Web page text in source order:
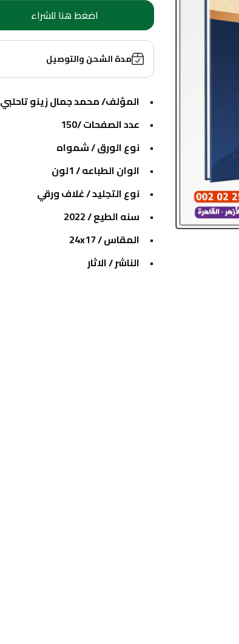
اضغط هنا للشراء
مدة الشحن والتوصيل
المؤلف/ محمد جمال زينو تاحلبي
عدد الصفحات /150
نوع الورق / شمواه
الوان الطباعه / 1لون
نوع التجليد / غلاف ورقي
سنه الطيع / 2022
المقاس / 24x17
الناشر / الاثار